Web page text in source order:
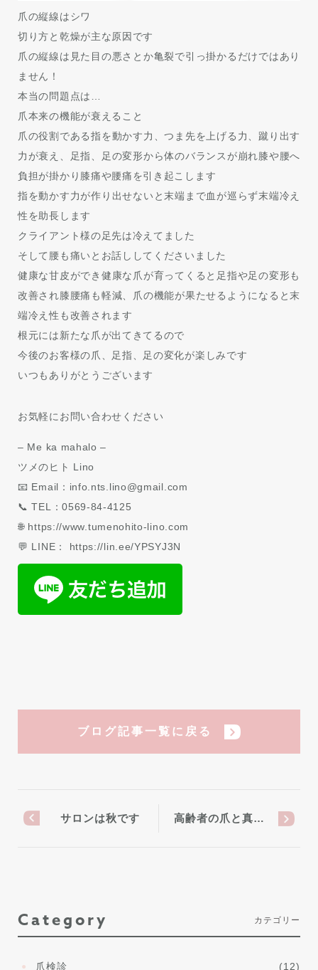
爪の縦線はシワ
切り方と乾燥が主な原因です
爪の縦線は見た目の悪さとか亀裂で引っ掛かるだけではあり
ません！
本当の問題点は…
爪本来の機能が衰えること
爪の役割である指を動かす力、つま先を上げる力、蹴り出す
力が衰え、足指、足の変形から体のバランスが崩れ膝や腰へ
負担が掛かり膝痛や腰痛を引き起こします
指を動かす力が作り出せないと末端まで血が巡らず末端冷え
性を助長します
クライアント様の足先は冷えてました
そして腰も痛いとお話ししてくださいました
健康な甘皮ができ健康な爪が育ってくると足指や足の変形も
改善され膝腰痛も軽減、爪の機能が果たせるようになると末
端冷え性も改善されます
根元には新たな爪が出てきてるので
今後のお客様の爪、足指、足の変化が楽しみです
いつもありがとうございます
お気軽にお問い合わせください
– Me ka mahalo –
ツメのヒト Lino
📧 Email：info.nts.lino@gmail.com
📞 TEL：0569-84-4125
🌐 https://www.tumenohito-lino.com
💬 LINE： https://lin.ee/YPSYJ3N
ブログ記事一覧に戻る
サロンは秋です 高齢者の爪と真…
Category カテゴリー
爪検診 (12)